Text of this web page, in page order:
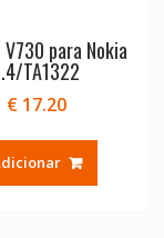
para Nokia
TA1322
€ 17.20